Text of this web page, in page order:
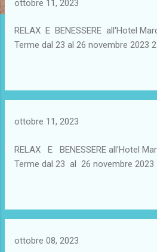
ottobre 11, 2023
RELAX E BENESSERE all'Hotel
Terme dal 23 al 26 novembre 2023
ottobre 11, 2023
RELAX E BENESSERE all'Hotel
Terme dal 23 al 26 novembre 2023
ottobre 08, 2023